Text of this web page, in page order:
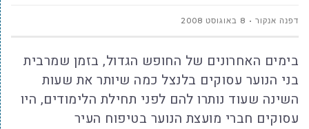
דפנה אנקור 8 באוגוסט 2008
בימים האחרונים של החופש הגדול, בזמן שמרבית
בני הנוער עסוקים בלנצל כמה שיותר את שעות
השינה שעוד נותרו להם לפני תחילת הלימודים, היו
עסוקים חברי מועצת הנוער בטיפוח העיר